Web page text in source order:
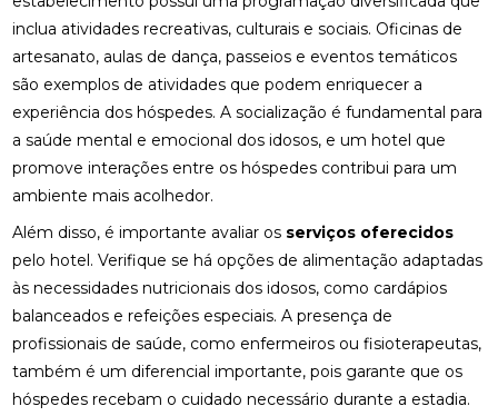
inclua atividades recreativas, culturais e sociais. Oficinas de
artesanato, aulas de dança, passeios e eventos temáticos
são exemplos de atividades que podem enriquecer a
experiência dos hóspedes. A socialização é fundamental para
a saúde mental e emocional dos idosos, e um hotel que
promove interações entre os hóspedes contribui para um
ambiente mais acolhedor.
Além disso, é importante avaliar os serviços oferecidos
pelo hotel. Verifique se há opções de alimentação adaptadas
às necessidades nutricionais dos idosos, como cardápios
balanceados e refeições especiais. A presença de
profissionais de saúde, como enfermeiros ou fisioterapeutas,
também é um diferencial importante, pois garante que os
hóspedes recebam o cuidado necessário durante a estadia.